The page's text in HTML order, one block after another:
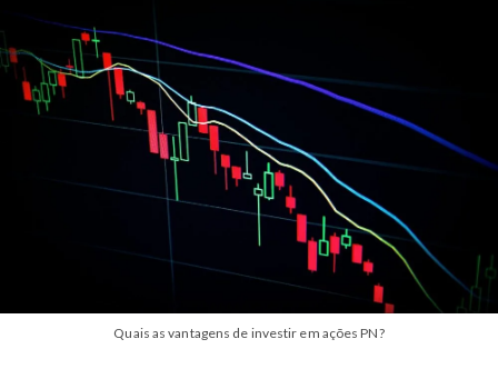
Quais as vantagens de investir em ações PN?